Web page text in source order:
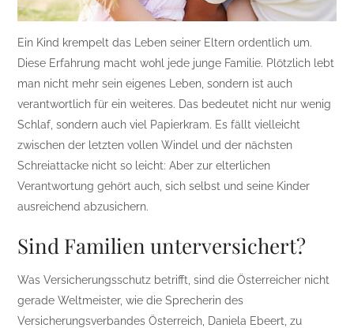
Ein Kind krempelt das Leben seiner Eltern ordentlich um.
Diese Erfahrung macht wohl jede junge Familie. Plötzlich lebt
man nicht mehr sein eigenes Leben, sondern ist auch
verantwortlich für ein weiteres. Das bedeutet nicht nur wenig
Schlaf, sondern auch viel Papierkram. Es fällt vielleicht
zwischen der letzten vollen Windel und der nächsten
Schreiattacke nicht so leicht: Aber zur elterlichen
Verantwortung gehört auch, sich selbst und seine Kinder
ausreichend abzusichern.
Sind Familien unterversichert?
Was Versicherungsschutz betrifft, sind die Österreicher nicht
gerade Weltmeister, wie die Sprecherin des
Versicherungsverbandes Österreich, Daniela Ebeert, zu